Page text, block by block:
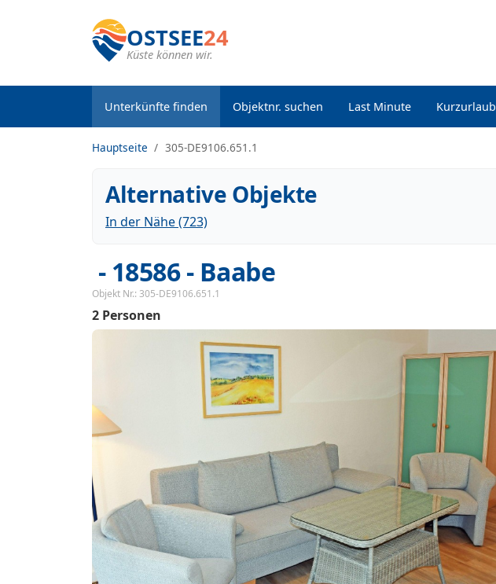
OSTSEE24
Küste können wir.
Unterkünfte finden Objektnr. suchen Last Minute Kurzurlaub
Hauptseite 305-DE9106.651.1
Alternative Objekte
In der Nähe (723)
- 18586 - Baabe
Objekt Nr.: 305-DE9106.651.1
2 Personen